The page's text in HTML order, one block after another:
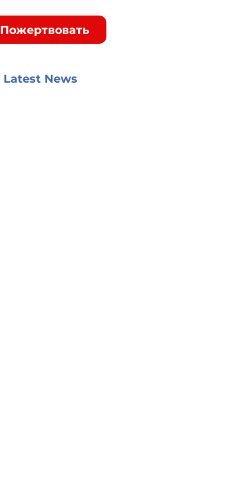
Пожертвовать
Latest News